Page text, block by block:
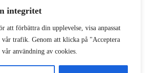
integritet
att förbättra din upplevelse, visa anpassat
vår trafik. Genom att klicka på "Acceptera
användning av cookies.
att förbättra din upplevelse på vår webbplats.
Acceptera alla